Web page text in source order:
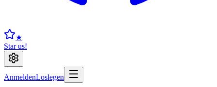
★
Star us!
AnmeldenLoslegen